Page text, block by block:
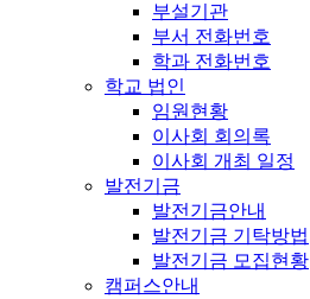
부설기관
부서 전화번호
학과 전화번호
학교 법인
임원현황
이사회 회의록
이사회 개최 일정
발전기금
발전기금안내
발전기금 기탁방법
발전기금 모집현황
캠퍼스안내